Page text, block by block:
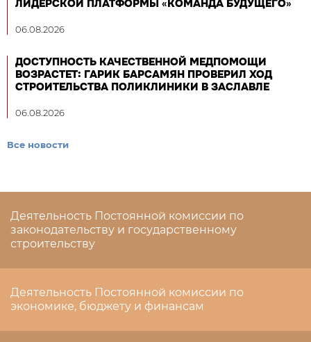
ЛИДЕРСКОЙ ПЛАТФОРМЫ «КОМАНДА БУДУЩЕГО»
06.08.2026
ДОСТУПНОСТЬ КАЧЕСТВЕННОЙ МЕДПОМОЩИ
ВОЗРАСТЕТ: ГАРИК БАРСАМЯН ПРОВЕРИЛ ХОД
СТРОИТЕЛЬСТВА ПОЛИКЛИНИКИ В ЗАСЛАВЛЕ
06.08.2026
Все новости
Деятельность Постоянной комиссии по
законодательству и государственному
строительству
Деятельность Постоянной комиссии по
экономике, бюджету и финансам